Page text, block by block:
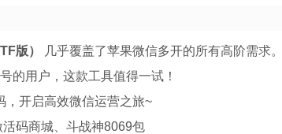
版）
几乎覆盖了苹果微信多开的所有高阶需求
的用户，这款工具值得一试！
，开启高效微信运营之旅~
码商城、斗战神8069包